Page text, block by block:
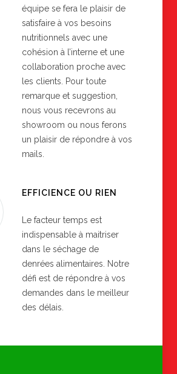
équipe se fera le plaisir de
satisfaire à vos besoins
nutritionnels avec une
cohésion à l’interne et une
collaboration proche avec
les clients. Pour toute
remarque et suggestion,
nous vous recevrons au
showroom ou nous ferons
un plaisir de répondre à vos
mails.
EFFICIENCE OU RIEN
Le facteur temps est
indispensable à maitriser
dans le séchage de
denrées alimentaires. Notre
défi est de répondre à vos
demandes dans le meilleur
des délais.